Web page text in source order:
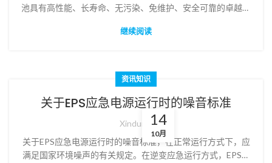
池具有高性能、长寿命、无污染、免维护、安全可靠的卓越性
继续阅读
资讯知识
关于EPS应急电源运行时的噪音标准
Xindun
关于EPS应急电源运行时的噪音标准，在正常运行方式下，应
满足国家环境噪声的有关规定。在逆变应急运行方式，EPS噪
14
10月